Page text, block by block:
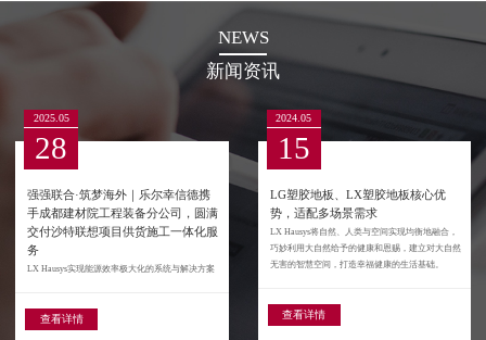
NEWS
新闻资讯
2024.05
15
LG塑胶地板、LX塑胶地板核心优
势，适配多场景需求
LX Hausys将自然、人类与空间实现均衡地融合，
无害的智慧空间，打造幸福健康的生活基础。
查看详情
2024.01
18
PVC地板行业市场规模分析
PVC 地板产品在欧美等国家和地区经过近一个世
纪的发展，已经获得了市场的高度认可，每年的需
求量处于稳步增长的状态，是目前全球最大的
PVC 地板消费市场。然而当地的 PVC 地板...
查看详情